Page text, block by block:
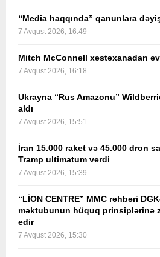
“Media haqqında” qanunlara
7 Avqust 2026, 16:49
Mitch McConnell xəstəxanadan
7 Avqust 2026, 16:18
Ukrayna “Rus Amazonu”
aldı
7 Avqust 2026, 15:51
İran 15.000 raket və 45.000 dron
Tramp ultimatum verdi
7 Avqust 2026, 15:39
“LİON CENTRE” MMC rəhbəri
məktubunun hüquq prinsiplərinə
edir
7 Avqust 2026, 15:30